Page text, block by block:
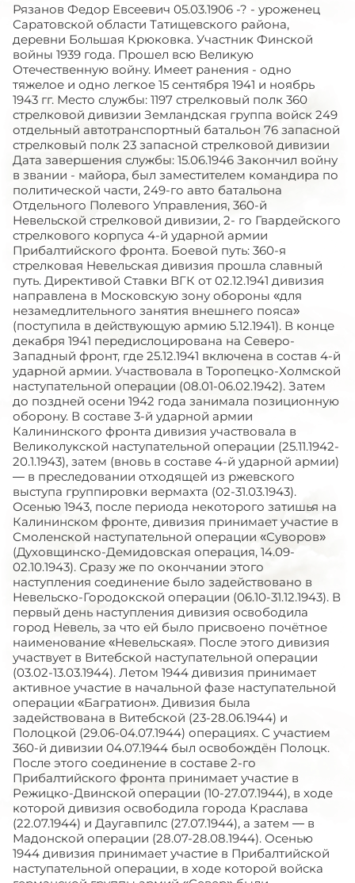
Рязанов Федор Евсеевич 05.03.1906 -? - уроженец
Саратовской области Татищевского района,
деревни Большая Крюковка. Участник Финской
войны 1939 года. Прошел всю Великую
Отечественную войну. Имеет ранения - одно
тяжелое и одно легкое 15 сентября 1941 и ноябрь
1943 гг. Место службы: 1197 стрелковый полк 360
стрелковой дивизии Земландская группа войск 249
отдельный автотранспортный батальон 76 запасной
стрелковый полк 23 запасной стрелковой дивизии
Дата завершения службы: 15.06.1946 Закончил войну
в звании - майора, был заместителем командира по
политической части, 249-го авто батальона
Отдельного Полевого Управления, 360-й
Невельской стрелковой дивизии, 2- го Гвардейского
стрелкового корпуса 4-й ударной армии
Прибалтийского фронта. Боевой путь: 360-я
стрелковая Невельская дивизия прошла славный
путь. Директивой Ставки ВГК от 02.12.1941 дивизия
направлена в Московскую зону обороны «для
незамедлительного занятия внешнего пояса»
(поступила в действующую армию 5.12.1941). В конце
декабря 1941 передислоцирована на Северо-
Западный фронт, где 25.12.1941 включена в состав 4-й
ударной армии. Участвовала в Торопецко-Холмской
наступательной операции (08.01-06.02.1942). Затем
до поздней осени 1942 года занимала позиционную
оборону. В составе 3-й ударной армии
Калининского фронта дивизия участвовала в
Великолукской наступательной операции (25.11.1942-
20.1.1943), затем (вновь в составе 4-й ударной армии)
— в преследовании отходящей из ржевского
выступа группировки вермахта (02-31.03.1943).
Осенью 1943, после периода некоторого затишья на
Калининском фронте, дивизия принимает участие в
Смоленской наступательной операции «Суворов»
(Духовщинско-Демидовская операция, 14.09-
02.10.1943). Сразу же по окончании этого
наступления соединение было задействовано в
Невельско-Городокской операции (06.10-31.12.1943). В
первый день наступления дивизия освободила
город Невель, за что ей было присвоено почётное
наименование «Невельская». После этого дивизия
участвует в Витебской наступательной операции
(03.02-13.03.1944). Летом 1944 дивизия принимает
активное участие в начальной фазе наступательной
операции «Багратион». Дивизия была
задействована в Витебской (23-28.06.1944) и
Полоцкой (29.06-04.07.1944) операциях. С участием
360-й дивизии 04.07.1944 был освобождён Полоцк.
После этого соединение в составе 2-го
Прибалтийского фронта принимает участие в
Режицко-Двинской операции (10-27.07.1944), в ходе
которой дивизия освободила города Краслава
(22.07.1944) и Даугавпилс (27.07.1944), а затем — в
Мадонской операции (28.07-28.08.1944). Осенью
1944 дивизия принимает участие в Прибалтийской
наступательной операции, в ходе которой войска